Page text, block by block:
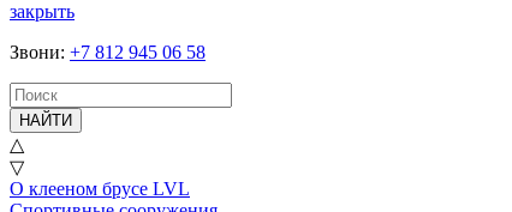
закрыть
Звони: +7 812 945 06 58
НАЙТИ
△
▽
О клееном брусе LVL